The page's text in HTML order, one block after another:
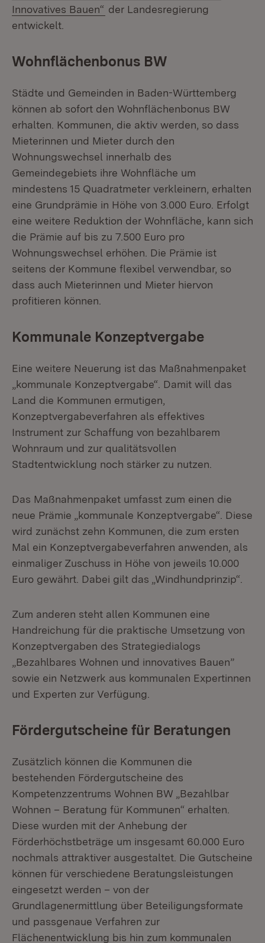
Innovatives Bauen“ (Öffnet in neuem Fenster)
der Landesregierung
entwickelt.
Wohnflächenbonus BW
Städte und Gemeinden in Baden-Württemberg
können ab sofort den Wohnflächenbonus BW
erhalten. Kommunen, die aktiv werden, so dass
Mieterinnen und Mieter durch den
Wohnungswechsel innerhalb des
Gemeindegebiets ihre Wohnfläche um
mindestens 15 Quadratmeter verkleinern, erhalten
eine Grundprämie in Höhe von 3.000 Euro. Erfolgt
eine weitere Reduktion der Wohnfläche, kann sich
die Prämie auf bis zu 7.500 Euro pro
Wohnungswechsel erhöhen. Die Prämie ist
seitens der Kommune flexibel verwendbar, so
dass auch Mieterinnen und Mieter hiervon
profitieren können.
Kommunale Konzeptvergabe
Eine weitere Neuerung ist das Maßnahmenpaket
„kommunale Konzeptvergabe“. Damit will das
Land die Kommunen ermutigen,
Konzeptvergabeverfahren als effektives
Instrument zur Schaffung von bezahlbarem
Wohnraum und zur qualitätsvollen
Stadtentwicklung noch stärker zu nutzen.
Das Maßnahmenpaket umfasst zum einen die
neue Prämie „kommunale Konzeptvergabe“. Diese
wird zunächst zehn Kommunen, die zum ersten
Mal ein Konzeptvergabeverfahren anwenden, als
einmaliger Zuschuss in Höhe von jeweils 10.000
Euro gewährt. Dabei gilt das „Windhundprinzip“.
Zum anderen steht allen Kommunen eine
Handreichung für die praktische Umsetzung von
Konzeptvergaben des Strategiedialogs
„Bezahlbares Wohnen und innovatives Bauen”
sowie ein Netzwerk aus kommunalen Expertinnen
und Experten zur Verfügung.
Fördergutscheine für Beratungen
Zusätzlich können die Kommunen die
bestehenden Fördergutscheine des
Kompetenzzentrums Wohnen BW „Bezahlbar
Wohnen – Beratung für Kommunen“ erhalten.
Diese wurden mit der Anhebung der
Förderhöchstbeträge um insgesamt 60.000 Euro
nochmals attraktiver ausgestaltet. Die Gutscheine
können für verschiedene Beratungsleistungen
eingesetzt werden – von der
Grundlagenermittlung über Beteiligungsformate
und passgenaue Verfahren zur
Flächenentwicklung bis hin zum kommunalen